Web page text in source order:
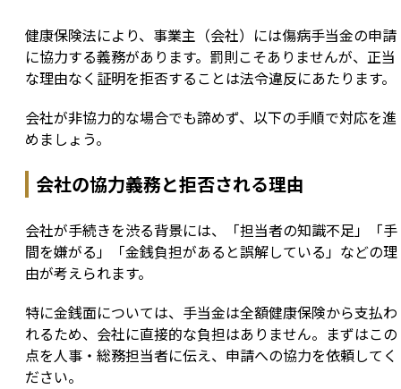
健康保険法により、事業主（会社）には傷病手当金の申請
に協力する義務があります。罰則こそありませんが、正当
な理由なく証明を拒否することは法令違反にあたります。
会社が非協力的な場合でも諦めず、以下の手順で対応を進
めましょう。
会社の協力義務と拒否される理由
会社が手続きを渋る背景には、「担当者の知識不足」「手
間を嫌がる」「金銭負担があると誤解している」などの理
由が考えられます。
特に金銭面については、手当金は全額健康保険から支払わ
れるため、会社に直接的な負担はありません。まずはこの
点を人事・総務担当者に伝え、申請への協力を依頼してく
ださい。